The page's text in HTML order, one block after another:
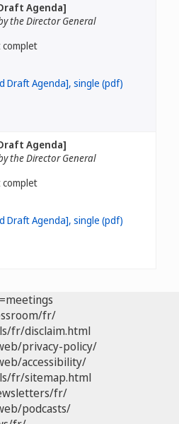
Agenda]
the Director General
complet
Agenda]
the Director General
complet
fr/
fr/disclaim.html
privacy-policy/
accessibility/
fr/sitemap.html
fr/
podcasts/